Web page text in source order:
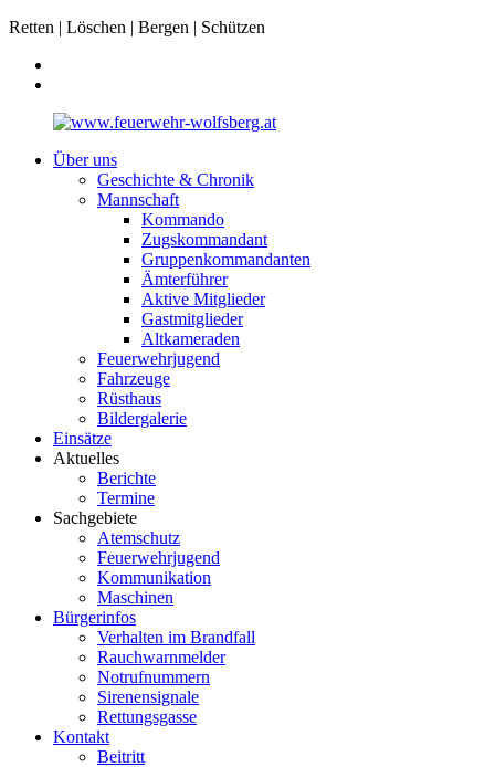
Retten | Löschen | Bergen | Schützen
Über uns
Geschichte & Chronik
Mannschaft
Kommando
Zugskommandant
Gruppenkommandanten
Ämterführer
Aktive Mitglieder
Gastmitglieder
Altkameraden
Feuerwehrjugend
Fahrzeuge
Rüsthaus
Bildergalerie
Einsätze
Aktuelles
Berichte
Termine
Sachgebiete
Atemschutz
Feuerwehrjugend
Kommunikation
Maschinen
Bürgerinfos
Verhalten im Brandfall
Rauchwarnmelder
Notrufnummern
Sirenensignale
Rettungsgasse
Kontakt
Beitritt